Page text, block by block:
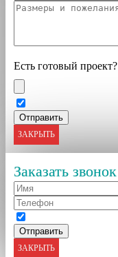
Есть готовый проект?
ЗАКРЫТЬ
Заказать звонок
ЗАКРЫТЬ